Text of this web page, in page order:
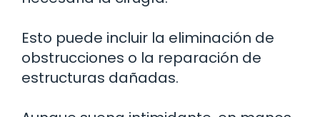
Esto puede incluir la eliminación de
obstrucciones o la reparación de
estructuras dañadas.